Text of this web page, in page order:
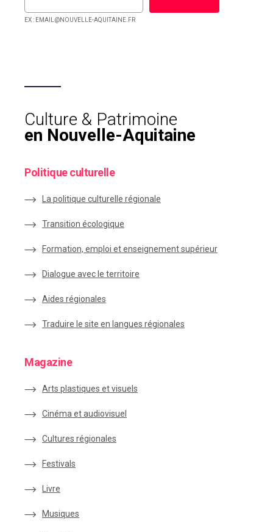
EX : EMAIL@NOUVELLE-AQUITAINE.FR
Culture & Patrimoine
en Nouvelle-Aquitaine
Politique culturelle
La politique culturelle régionale
Transition écologique
Formation, emploi et enseignement supérieur
Dialogue avec le territoire
Aides régionales
Traduire le site en langues régionales
Magazine
Arts plastiques et visuels
Cinéma et audiovisuel
Cultures régionales
Festivals
Livre
Musiques